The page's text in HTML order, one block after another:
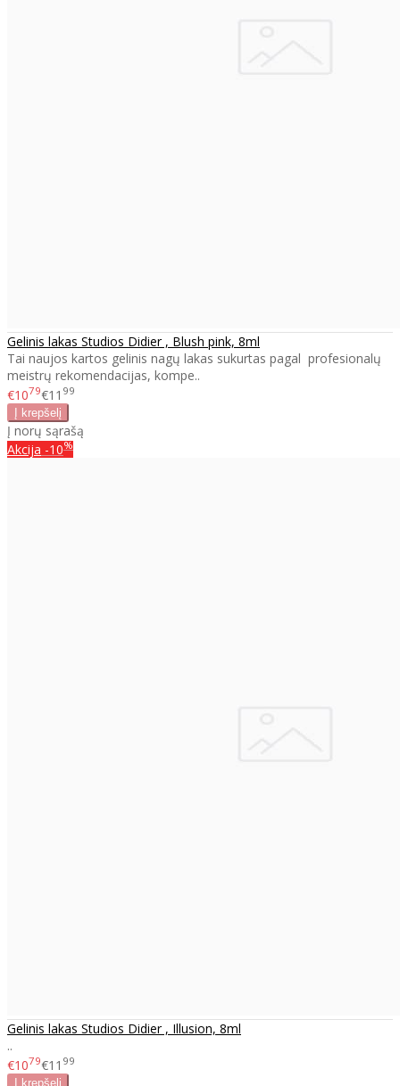
Gelinis lakas Studios Didier , Blush pink, 8ml
Tai naujos kartos gelinis nagų lakas sukurtas pagal profesionalų
meistrų rekomendacijas, kompe..
€1079€11 99
Į norų sąrašą
Akcija -10%
Gelinis lakas Studios Didier , Illusion, 8ml
..
€1079€11 99